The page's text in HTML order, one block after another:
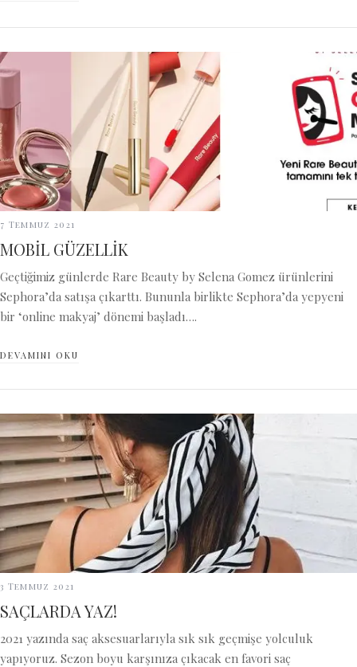
7 Temmuz 2021
MOBİL GÜZELLİK
Geçtiğimiz günlerde Rare Beauty by Selena Gomez ürünlerini
Sephora’da satışa çıkarttı. Bununla birlikte Sephora’da yepyeni
bir ‘online makyaj’ dönemi başladı….
DEVAMINI OKU
3 Temmuz 2021
SAÇLARDA YAZ!
2021 yazında saç aksesuarlarıyla sık sık geçmişe yolculuk
yapıyoruz. Sezon boyu karşınıza çıkacak en favori saç